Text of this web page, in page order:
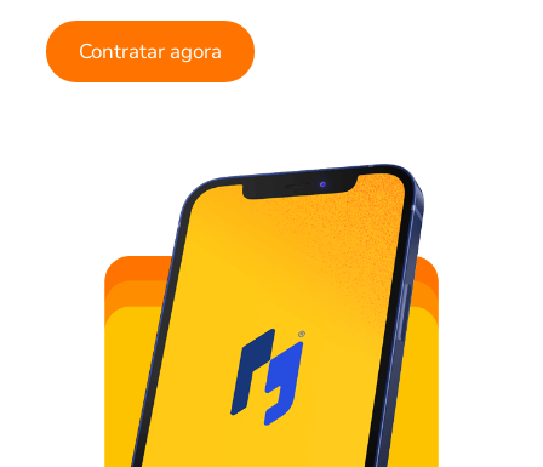
Contratar agora